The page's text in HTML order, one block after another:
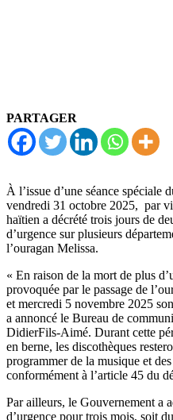
PARTAGER
À l’issue d’une séance spéciale
vendredi 31 octobre 2025, par
haïtien a décrété trois jours de
d’urgence sur plusieurs
l’ouragan Melissa.
« En raison de la mort de plus
provoquée par le passage de
et mercredi 5 novembre 2025
a annoncé le Bureau de
DidierFils-Aimé. Durant cette
en berne, les discothèques
programmer de la musique et
conformément à l’article 45 du
Par ailleurs, le Gouvernement a
d’urgence pour trois mois, soit